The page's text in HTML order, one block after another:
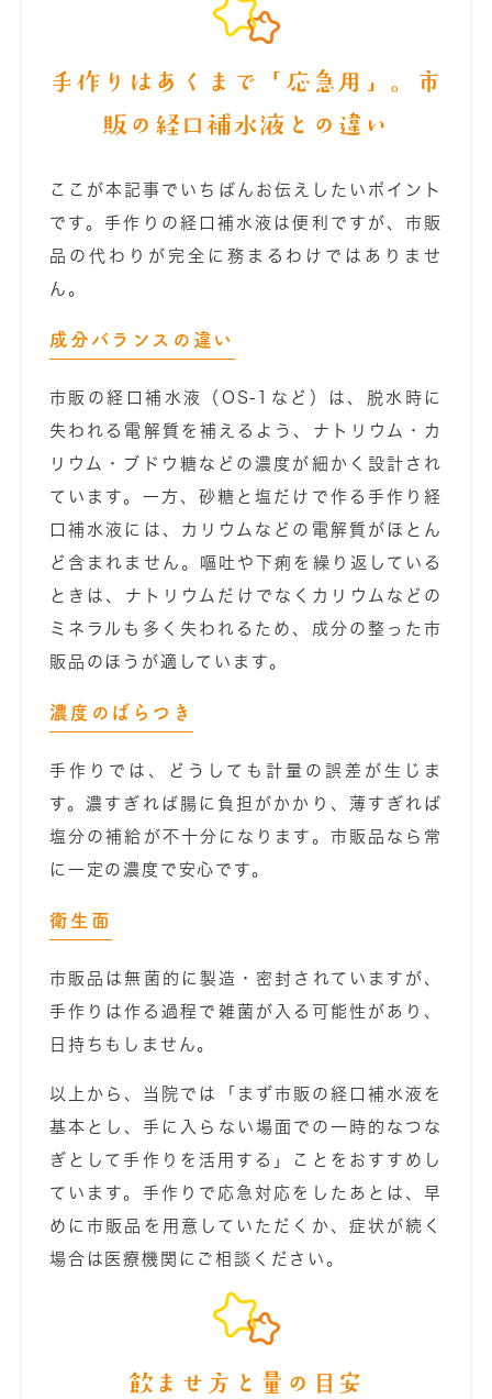
手作りはあくまで「応急用」。市
販の経口補水液との違い
ここが本記事でいちばんお伝えしたいポイント
です。手作りの経口補水液は便利ですが、市販
品の代わりが完全に務まるわけではありませ
ん。
成分バランスの違い
市販の経口補水液（OS-1など）は、脱水時に
失われる電解質を補えるよう、ナトリウム・カ
リウム・ブドウ糖などの濃度が細かく設計され
ています。一方、砂糖と塩だけで作る手作り経
口補水液には、カリウムなどの電解質がほとん
ど含まれません。嘔吐や下痢を繰り返している
ときは、ナトリウムだけでなくカリウムなどの
ミネラルも多く失われるため、成分の整った市
販品のほうが適しています。
濃度のばらつき
手作りでは、どうしても計量の誤差が生じま
す。濃すぎれば腸に負担がかかり、薄すぎれば
塩分の補給が不十分になります。市販品なら常
に一定の濃度で安心です。
衛生面
市販品は無菌的に製造・密封されていますが、
手作りは作る過程で雑菌が入る可能性があり、
日持ちもしません。
以上から、当院では「まず市販の経口補水液を
基本とし、手に入らない場面での一時的なつな
ぎとして手作りを活用する」ことをおすすめし
ています。手作りで応急対応をしたあとは、早
めに市販品を用意していただくか、症状が続く
場合は医療機関にご相談ください。
飲ませ方と量の目安